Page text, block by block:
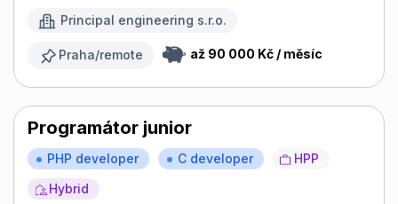
Principal engineering s.r.o.
Praha/remote až 90 000 Kč / měsíc
Programátor junior
PHP developer C developer
HPP
Hybrid